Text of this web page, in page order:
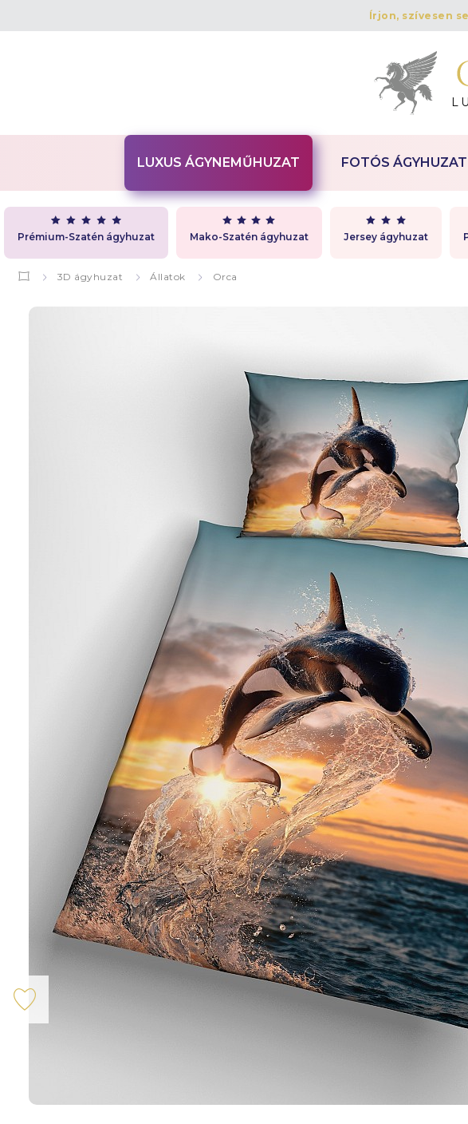
Írjon, szívesen
LUXUS ÁGYNEMŰHUZAT
Prémium-Szatén ágyhuzat Mako-Szatén ágyhuzat Jersey ágyhuzat
FOTÓS ÁGYHUZAT
3D ágyhuzat Állatok Orca